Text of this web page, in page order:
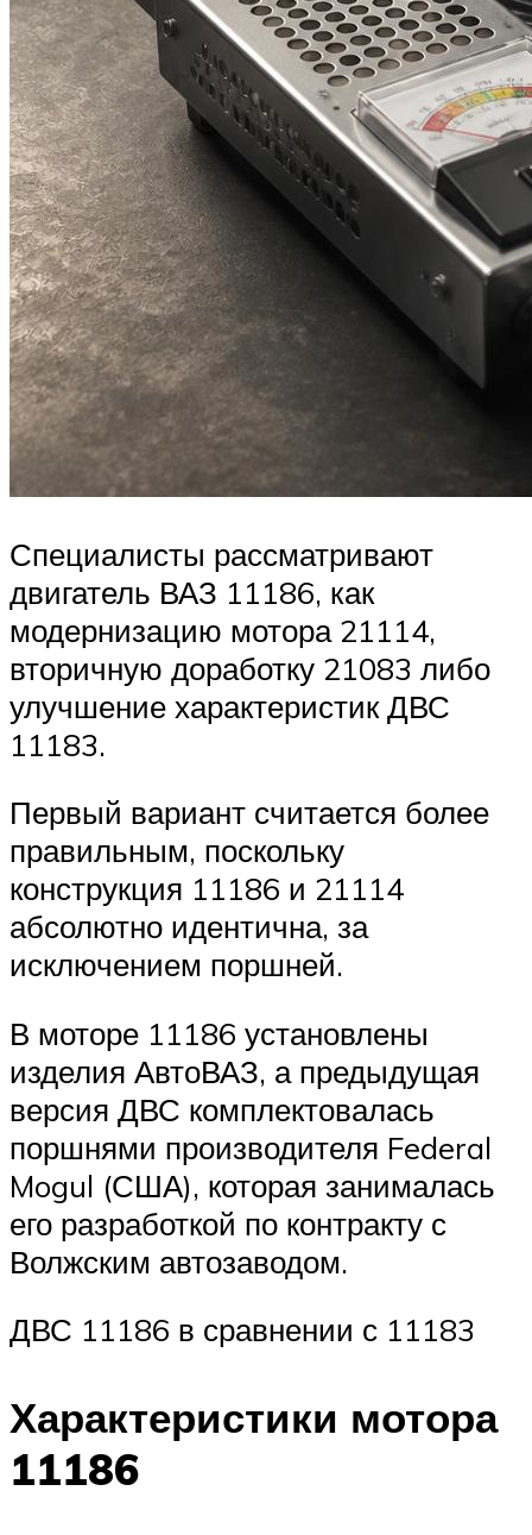
Специалисты рассматривают
двигатель ВАЗ 11186, как
модернизацию мотора 21114,
вторичную доработку 21083 либо
улучшение характеристик ДВС
11183.
Первый вариант считается более
правильным, поскольку
конструкция 11186 и 21114
абсолютно идентична, за
исключением поршней.
В моторе 11186 установлены
изделия АвтоВАЗ, а предыдущая
версия ДВС комплектовалась
поршнями производителя Federal
Mogul (США), которая занималась
его разработкой по контракту с
Волжским автозаводом.
ДВС 11186 в сравнении с 11183
Характеристики мотора
11186